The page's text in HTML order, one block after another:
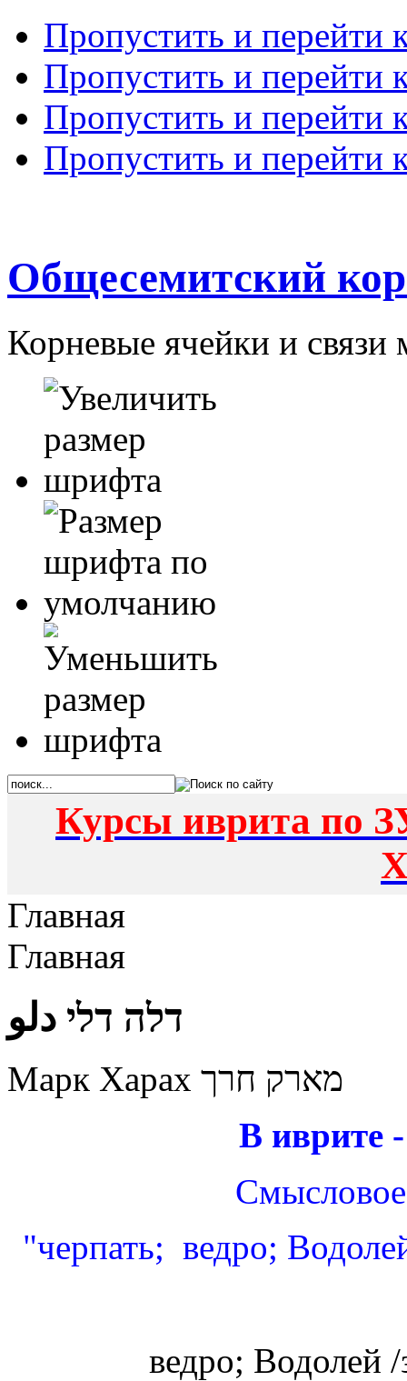
Пропустить и перейти
Пропустить и перейти
Пропустить и перейти
Пропустить и перейти
Общесемитский
Корневые ячейки и
Курсы иврита по
Главная
Главная
דלה דלי دلو
Марк Харах מארק חרך
В иврите
"черпать; ведро;
ведро; Водолей